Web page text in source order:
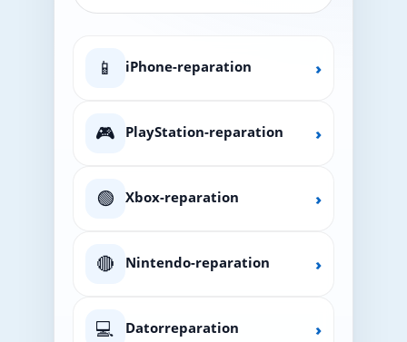
📱 iPhone-reparation ›
🎮 PlayStation-reparation ›
🟢 Xbox-reparation ›
🔴 Nintendo-reparation ›
💻 Datorreparation ›